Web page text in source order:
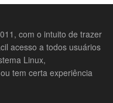
com o intuito de trazer
acesso a todos usuários
Linux,
tem certa experiência